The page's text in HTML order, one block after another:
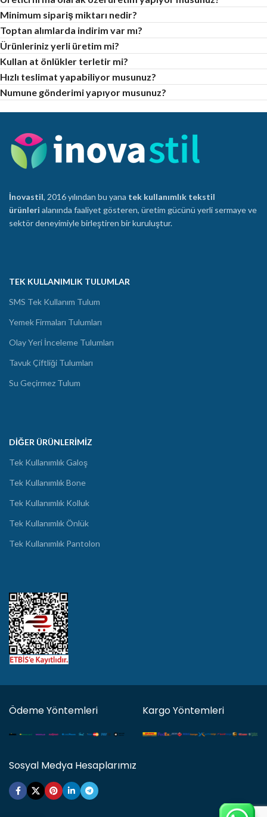
Minimum sipariş miktarı nedir?
Toptan alımlarda indirim var mı?
Ürünleriniz yerli üretim mi?
Kullan at önlükler terletir mi?
Hızlı teslimat yapabiliyor musunuz?
Numune gönderimi yapıyor musunuz?
İnovastil, 2016 yılından bu yana tek kullanımlık tekstil
ürünleri alanında faaliyet gösteren, üretim gücünü yerli sermaye ve
sektör deneyimiyle birleştiren bir kuruluştur.
TEK KULLANIMLIK TULUMLAR
SMS Tek Kullanım Tulum
Yemek Firmaları Tulumları
Olay Yeri İnceleme Tulumları
Tavuk Çiftliği Tulumları
Su Geçirmez Tulum
DIĞER ÜRÜNLERIMIZ
Tek Kullanımlık Galoş
Tek Kullanımlık Bone
Tek Kullanımlık Kolluk
Tek Kullanımlık Önlük
Tek Kullanımlık Pantolon
Ödeme Yöntemleri Kargo Yöntemleri
Sosyal Medya Hesaplarımız